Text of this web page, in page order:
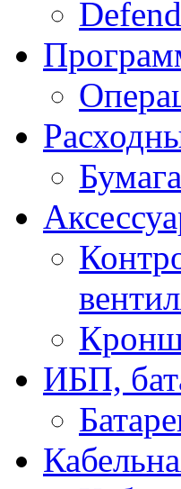
Бумага
ИБП,